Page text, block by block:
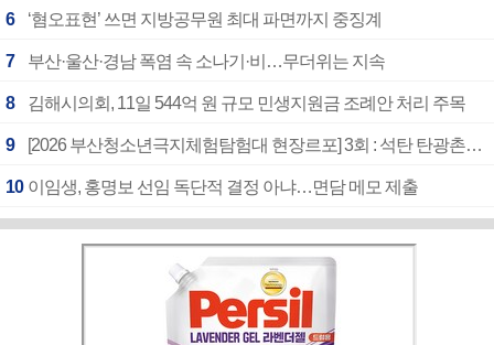
6 ‘혐오표현’ 쓰면 지방공무원 최대 파면까지 중징계
7 부산·울산·경남 폭염 속 소나기·비…무더위는 지속
8 김해시의회, 11일 544억 원 규모 민생지원금 조례안 처리 주목
9 [2026 부산청소년극지체험탐험대 현장르포] 3회 : 석탄 탄광촌에서 북극 연구의 중심지로
10 이임생, 홍명보 선임 독단적 결정 아냐…면담 메모 제출